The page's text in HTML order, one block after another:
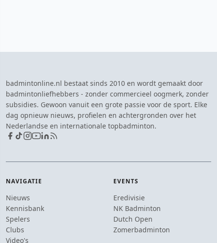
badmintonline.nl bestaat sinds 2010 en wordt gemaakt door
badmintonliefhebbers - zonder commercieel oogmerk, zonder
subsidies. Gewoon vanuit een grote passie voor de sport. Elke
dag opnieuw nieuws, profielen en achtergronden over het
Nederlandse en internationale topbadminton.
NAVIGATIE
Nieuws
Kennisbank
Spelers
Clubs
Video's
EVENTS
Eredivisie
NK Badminton
Dutch Open
Zomerbadminton